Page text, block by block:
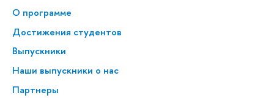
О программе
Достижения студентов
Выпускники
Наши выпускники о нас
Партнеры